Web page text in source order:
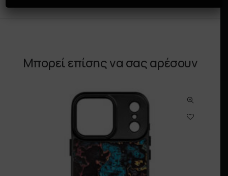
Μπορεί επίσης να σας αρέσουν